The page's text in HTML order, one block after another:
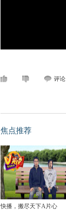
评论
焦点推荐
快播，搬尽天下A片心